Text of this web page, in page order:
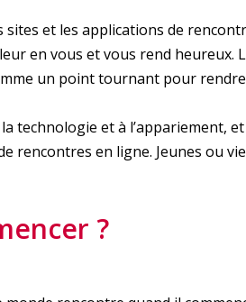
et les applications de
en vous et vous rend heureux.
un point tournant pour
technologie et à l’appariement,
en ligne. Jeunes ou
?